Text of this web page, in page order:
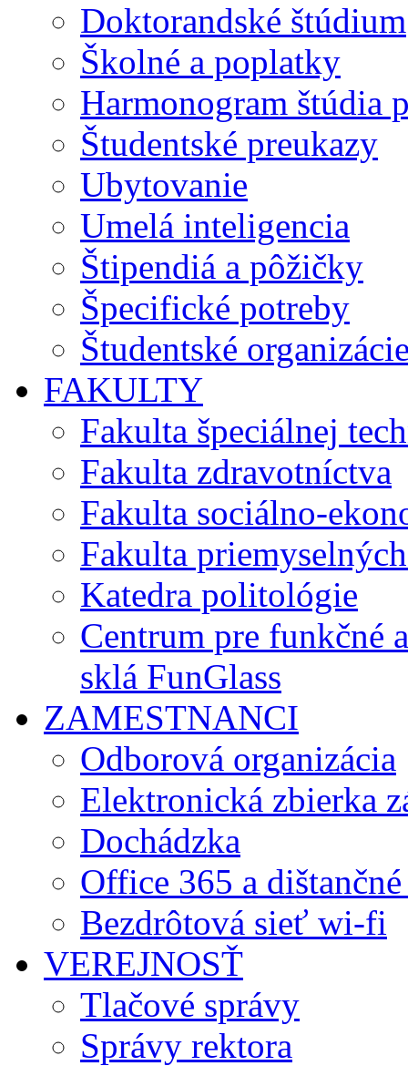
Doktorandské štúdium
Školné a poplatky
Harmonogram štúdia
Študentské preukazy
Ubytovanie
Umelá inteligencia
Štipendiá a pôžičky
Špecifické potreby
Študentské
FAKULTY
Fakulta špeciálnej
Fakulta zdravotníctva
Fakulta sociálno-
Fakulta
Katedra politológie
Centrum pre funkčné
sklá FunGlass
ZAMESTNANCI
Odborová organizácia
Elektronická zbierka
Dochádzka
Office 365 a
Bezdrôtová sieť wi-fi
VEREJNOSŤ
Tlačové správy
Správy rektora